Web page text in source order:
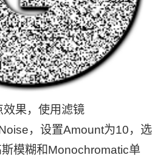
果，使用滤镜
，设置Amount为10，选
模糊和Monochromatic单